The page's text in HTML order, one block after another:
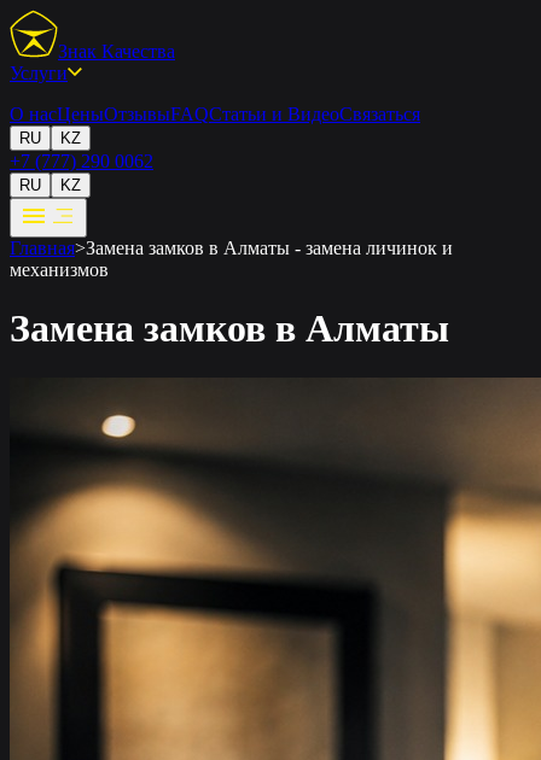
Знак Качества
Услуги
О насЦеныОтзывыFAQСтатьи и ВидеоСвязаться
RU KZ
+7 (777) 290 0062
RU KZ
Главная>Замена замков в Алматы - замена личинок и
механизмов
Замена замков в Алматы